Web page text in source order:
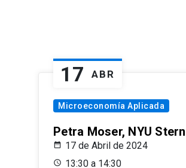
17 ABR
Microeconomía Aplicada
Petra Moser, NYU Stern
17 de Abril de 2024
13:30 a 14:30